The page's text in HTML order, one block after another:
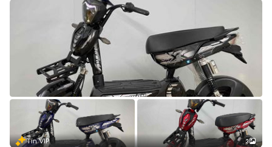
Tin VIP 3